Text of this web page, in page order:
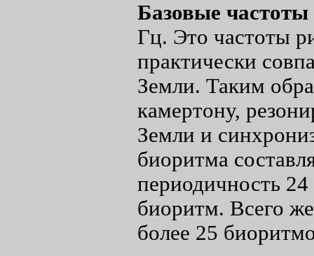
Базовые частоты
Гц. Это частоты
практически
Земли. Таким
камертону,
Земли и
биоритма
периодичность
биоритм. Всего
более 25